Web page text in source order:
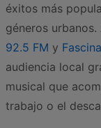
éxitos más
géneros
92.5 FM y
audiencia local
musical que
trabajo o el